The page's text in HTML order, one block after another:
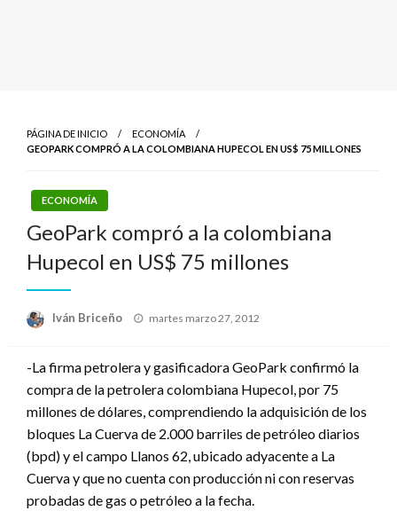
PÁGINA DE INICIO
ECONOMÍA
GEOPARK COMPRÓ A LA COLOMBIANA HUPECOL EN US$ 75 MILLONES
ECONOMÍA
GeoPark compró a la colombiana
Hupecol en US$ 75 millones
Iván Briceño
Publicado
martes marzo 27, 2012
-La firma petrolera y gasificadora GeoPark confirmó la
compra de la petrolera colombiana Hupecol, por 75
millones de dólares, comprendiendo la adquisición de los
bloques La Cuerva de 2.000 barriles de petróleo diarios
(bpd) y el campo Llanos 62, ubicado adyacente a La
Cuerva y que no cuenta con producción ni con reservas
probadas de gas o petróleo a la fecha.